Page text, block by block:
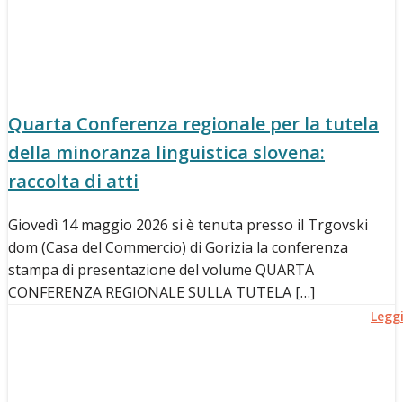
Quarta Conferenza regionale per la tutela
della minoranza linguistica slovena:
raccolta di atti
Giovedì 14 maggio 2026 si è tenuta presso il Trgovski
dom (Casa del Commercio) di Gorizia la conferenza
stampa di presentazione del volume QUARTA
CONFERENZA REGIONALE SULLA TUTELA […]
Leggi